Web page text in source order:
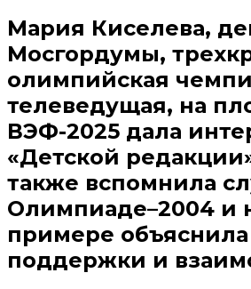
Мария Киселева,
Мосгордумы,
олимпийская
телеведущая, на
ВЭФ-2025 дала
«Детской
также вспомнила
Олимпиаде–2004 и
примере
поддержки и